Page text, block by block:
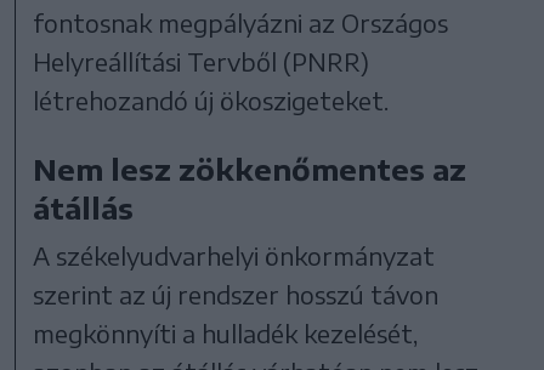
fontosnak megpályázni az Országos
Helyreállítási Tervből (PNRR)
létrehozandó új ökoszigeteket.
Nem lesz zökkenőmentes az
átállás
A székelyudvarhelyi önkormányzat
szerint az új rendszer hosszú távon
megkönnyíti a hulladék kezelését,